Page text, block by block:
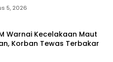
5, 2026
Warnai Kecelakaan Maut
Korban Tewas Terbakar